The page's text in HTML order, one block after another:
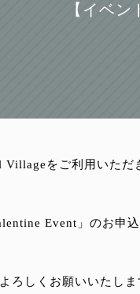
【イベ
をご利用いただ
Event」のお申
ろしくお願いいたしま